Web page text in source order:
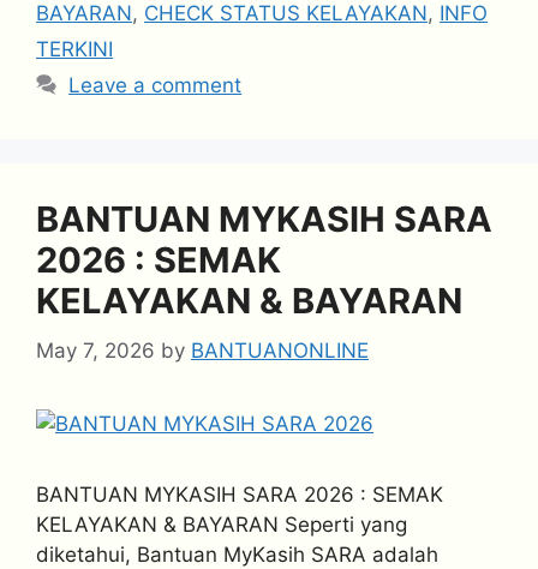
BAYARAN, CHECK STATUS KELAYAKAN, INFO
TERKINI
Leave a comment
BANTUAN MYKASIH SARA
2026 : SEMAK
KELAYAKAN & BAYARAN
May 7, 2026 by BANTUANONLINE
BANTUAN MYKASIH SARA 2026 : SEMAK
KELAYAKAN & BAYARAN Seperti yang
diketahui, Bantuan MyKasih SARA adalah